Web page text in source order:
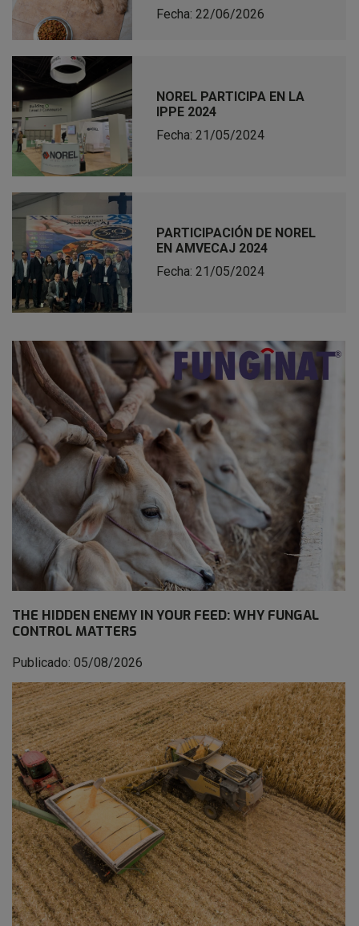
THE HIDDEN ENEMY IN YOUR FEED: WHY FUNGAL
CONTROL MATTERS
Publicado: 05/08/2026
Fecha: 22/06/2026
NOREL PARTICIPA EN LA
IPPE 2024
Fecha: 21/05/2024
PARTICIPACIÓN DE NOREL
EN AMVECAJ 2024
Fecha: 21/05/2024